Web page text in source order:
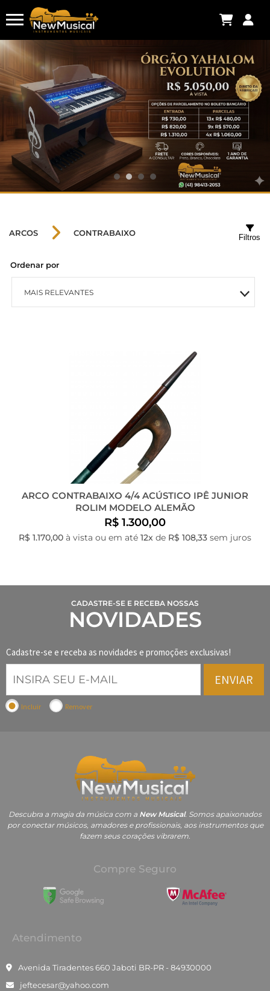
ARCOS CONTRABAIXO
Ordenar por
MAIS RELEVANTES
Filtros
ARCO CONTRABAIXO 4/4 ACÚSTICO IPÊ JUNIOR
ROLIM MODELO ALEMÃO
R$ 1.300,00
R$ 1.170,00 à vista ou em até 12x de R$ 108,33 sem juros
CADASTRE-SE E RECEBA NOSSAS
NOVIDADES
Cadastre-se e receba as novidades e promoções exclusivas!
ENVIAR
Incluir Remover
Descubra a magia da música com a New Musical. Somos apaixonados
por conectar músicos, amadores e profissionais, aos instrumentos que
fazem seus corações vibrarem.
Compre Seguro
Atendimento
Avenida Tiradentes 660 Jaboti BR-PR - 84930000
jeftecesar@yahoo.com